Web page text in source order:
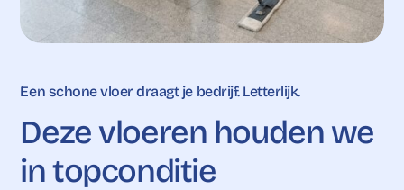
Een schone vloer draagt je bedrijf. Letterlijk.
Dezevloeren houden we
intopconditie